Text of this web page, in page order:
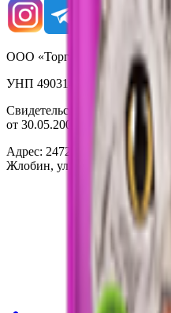
ООО «Торговая сеть
УНП 490314725
Свидетельство о
от 30.05.2003г выдано
Адрес: 247210, Республика
Жлобин, ул. Козлова 2-А